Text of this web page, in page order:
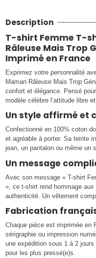
Description
T-shirt Femme T-
Râleuse Mais Trop
Imprimé en France
Exprimez votre personnalité
Maman Râleuse Mais Trop
confort et élégance. Pensé
modèle célèbre l’attitude libre
Un style affirmé et
Confectionné en 100% coton
et agréable à porter. Sa teinte
jean, un pantalon ou même un
Un message
Avec son message « T-shirt
», ce t-shirt rend hommage
authenticité. Un vêtement
Fabrication
Chaque pièce est imprimée en
sérigraphie ou impression
une expédition sous 1 à 2
pour les plus pressé(e)s.